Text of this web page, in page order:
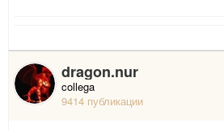
dragon.nur
collega
9414 публикации